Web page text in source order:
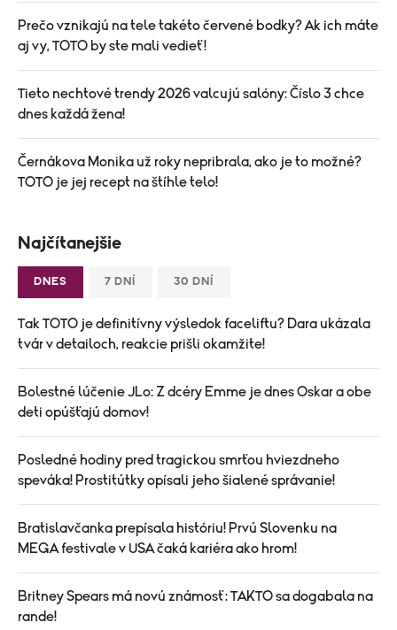
Prečo vznikajú na tele takéto červené bodky? Ak ich máte
aj vy, TOTO by ste mali vedieť!
Tieto nechtové trendy 2026 valcujú salóny: Číslo 3 chce
dnes každá žena!
Černákova Monika už roky nepribrala, ako je to možné?
TOTO je jej recept na štíhle telo!
Najčítanejšie
DNES 7 DNÍ 30 DNÍ
Tak TOTO je definitívny výsledok faceliftu? Dara ukázala
tvár v detailoch, reakcie prišli okamžite!
Bolestné lúčenie JLo: Z dcéry Emme je dnes Oskar a obe
deti opúšťajú domov!
Posledné hodiny pred tragickou smrťou hviezdneho
speváka! Prostitútky opísali jeho šialené správanie!
Bratislavčanka prepísala históriu! Prvú Slovenku na
MEGA festivale v USA čaká kariéra ako hrom!
Britney Spears má novú známosť: TAKTO sa dogabala na
rande!